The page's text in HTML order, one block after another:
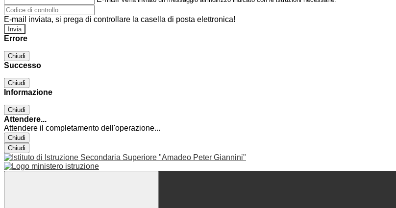
E-mail inviata, si prega di controllare la casella di posta elettronica!
Errore
Chiudi
Successo
Chiudi
Informazione
Chiudi
Attendere...
Attendere il completamento dell'operazione...
Chiudi
Chiudi